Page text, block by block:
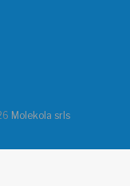
Molekola srls